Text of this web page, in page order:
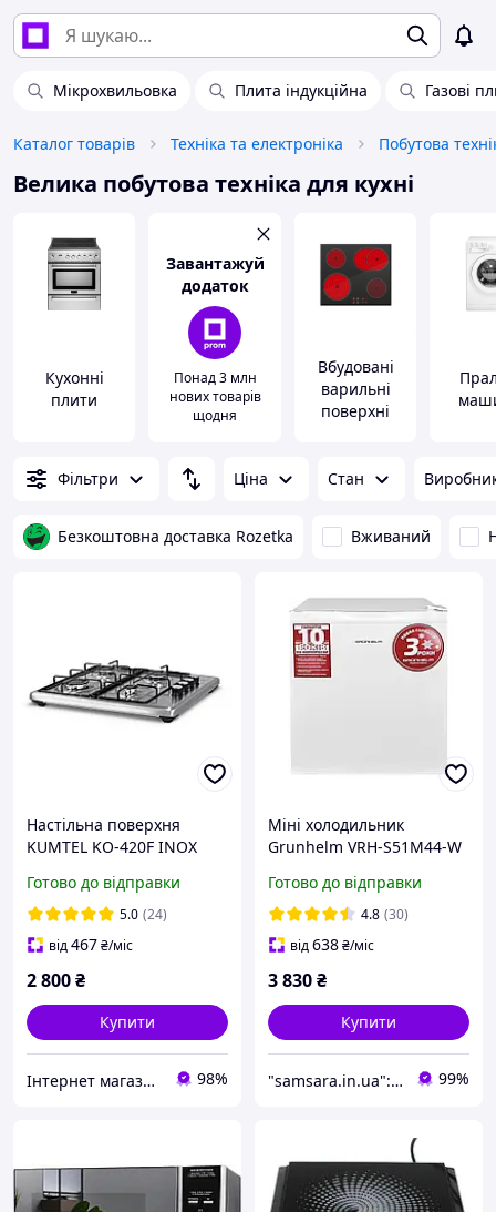
Мікрохвильовка Плита індукційна Газові
Каталог товарів Техніка та електроніка Побутова
Велика побутова техніка для кухні
Кухонні
плити
Завантажуй
додаток
Понад 3 млн
нових товарів
щодня
Вбудовані
варильні
поверхні
Фільтри Ціна Стан
Безкоштовна доставка Rozetka Вживаний
Настільна поверхня
KUMTEL KO-420F INOX
Готово до відправки
5.0 (24)
від467₴/міс
2 800₴
Купити
Інтернет магазин Tophob 98%
Міні холодильник
Grunhelm VRH-S51M44-W
механічне керування,
клас енергоефективності
A+, компактний для кухні
Готово до відправки
4.8 (30)
від638₴/міс
3 830₴
Купити
"samsara.in.ua": Інтернет-магазин інструментів, садової та побутової техніки 99%